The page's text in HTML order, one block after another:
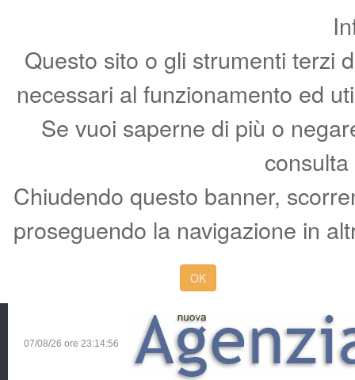
Questo sito o gli strumenti terzi
necessari al funzionamento ed
Se vuoi saperne di più o
Chiudendo questo banner,
proseguendo la navigazione in
OK
07/08/26 ore 23:14:57